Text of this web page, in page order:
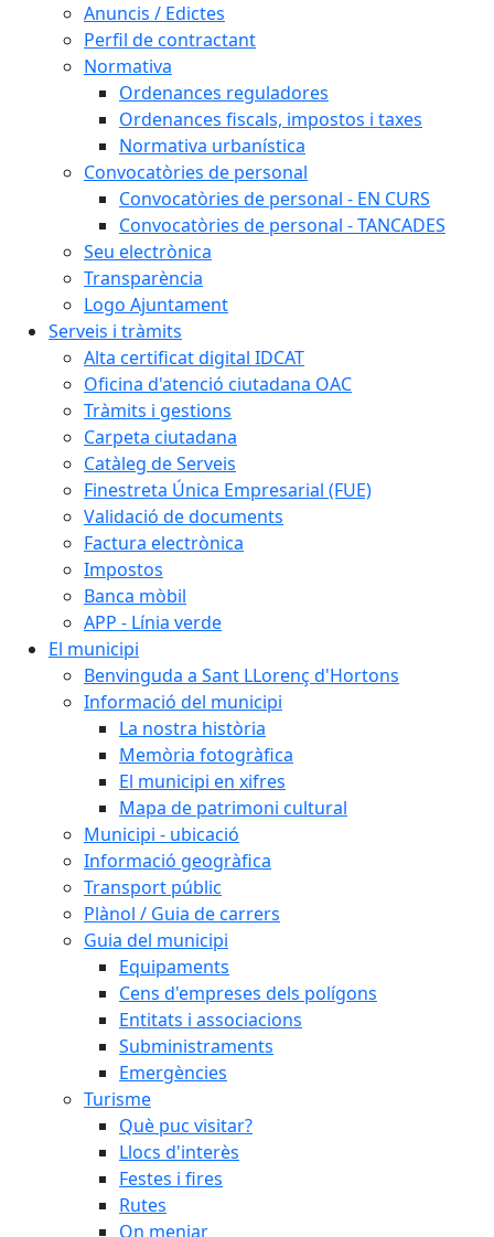
Anuncis / Edictes
Perfil de contractant
Normativa
Ordenances reguladores
Ordenances fiscals, impostos i taxes
Normativa urbanística
Convocatòries de personal
Convocatòries de personal - EN CURS
Convocatòries de personal - TANCADES
Seu electrònica
Transparència
Logo Ajuntament
Serveis i tràmits
Alta certificat digital IDCAT
Oficina d'atenció ciutadana OAC
Tràmits i gestions
Carpeta ciutadana
Catàleg de Serveis
Finestreta Única Empresarial (FUE)
Validació de documents
Factura electrònica
Impostos
Banca mòbil
APP - Línia verde
El municipi
Benvinguda a Sant LLorenç d'Hortons
Informació del municipi
La nostra història
Memòria fotogràfica
El municipi en xifres
Mapa de patrimoni cultural
Municipi - ubicació
Informació geogràfica
Transport públic
Plànol / Guia de carrers
Guia del municipi
Equipaments
Cens d'empreses dels polígons
Entitats i associacions
Subministraments
Emergències
Turisme
Què puc visitar?
Llocs d'interès
Festes i fires
Rutes
On menjar